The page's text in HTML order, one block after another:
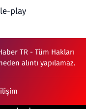
TR - Tüm Hakları
alıntı yapılamaz.